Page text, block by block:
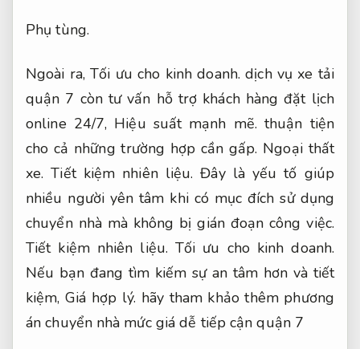
Phụ tùng.
Ngoài ra,Tối ưu cho kinh doanh. dịch vụ xe tải
quận 7 còn tư vấn hỗ trợ khách hàng đặt lịch
online 24/7, Hiệu suất mạnh mẽ. thuận tiện
cho cả những trường hợp cần gấp. Ngoại thất
xe. Tiết kiệm nhiên liệu. Đây là yếu tố giúp
nhiều người yên tâm khi có mục đích sử dụng
chuyển nhà mà không bị gián đoạn công việc.
Tiết kiệm nhiên liệu. Tối ưu cho kinh doanh.
Nếu bạn đang tìm kiếm sự an tâm hơn và tiết
kiệm,Giá hợp lý. hãy tham khảo thêm phương
án chuyển nhà mức giá dễ tiếp cận quận 7